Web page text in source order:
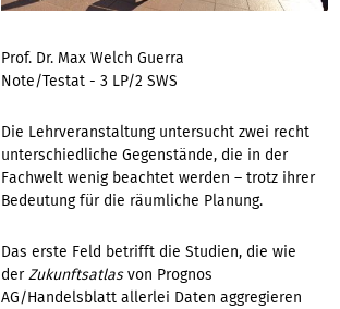
Prof. Dr. Max Welch Guerra
Note/Testat - 3 LP/2 SWS
Die Lehrveranstaltung untersucht zwei recht
unterschiedliche Gegenstände, die in der
Fachwelt wenig beachtet werden – trotz ihrer
Bedeutung für die räumliche Planung.
Das erste Feld betrifft die Studien, die wie
derZukunftsatlasvon Prognos
AG/Handelsblatt allerlei Daten aggregieren